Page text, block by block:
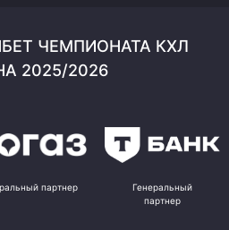
ЧЕМПИОНАТА КХЛ
2025/2026
партнер
Генеральный
партнер